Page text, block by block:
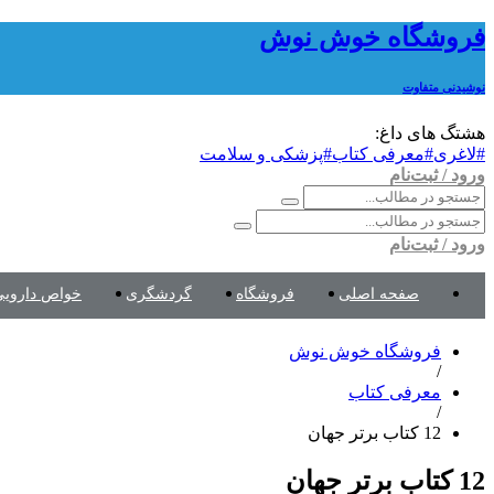
فروشگاه خوش نوش
نوشیدنی متفاوت
هشتگ های داغ:
#لاغری#معرفی کتاب#پزشکی و سلامت
ورود / ثبت‌نام
ورود / ثبت‌نام
صفحه اصلی فروشگاه گردشگری خواص
فروشگاه خوش نوش
/
معرفی کتاب
/
12 کتاب برتر جهان
12 کتاب برتر جهان